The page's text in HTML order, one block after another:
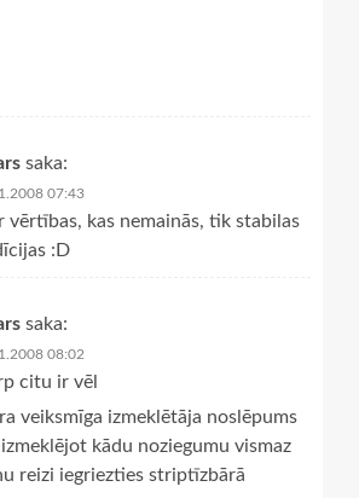
saka:
07:43
vērtības, kas nemainās, tik stabilas
:D
saka:
08:02
citu ir vēl
veiksmīga izmeklētāja noslēpums
kādu noziegumu vismaz
reizi iegriezties striptīzbārā